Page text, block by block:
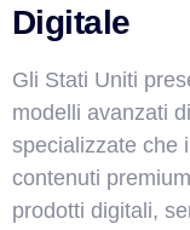
Digitale
Gli Stati Uniti
modelli avanzati
specializzate che
contenuti
prodotti digitali,